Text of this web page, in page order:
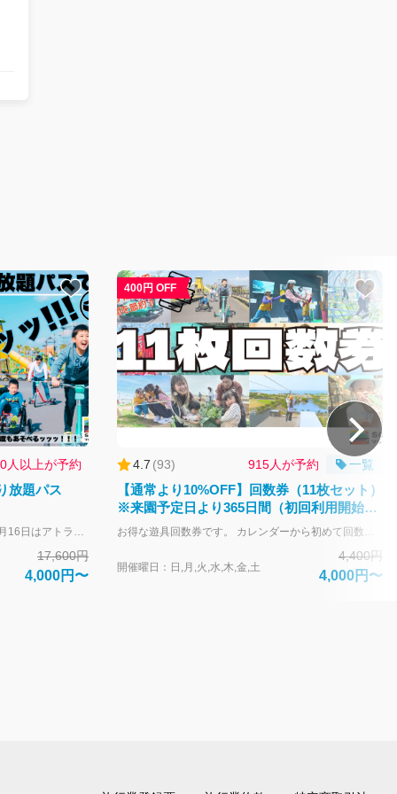
人以上が予約
放題パス
お盆期間：2026年8月8日～2026年8月16日はアトラクション乗り放題パスの利用不可日です。 16,800円分の対象アトラクションが4,000円で利用できる大変お得なフリーパスチケットです！ 【土日祝はこちら！】https://ticket.soleil-park.jp/top/products/2378f98d-a8a3-5ab5-93e8-da855a071ddf?lng=ja 観覧車、ゴーカートなどの人気遊具に加え、全長300mのジップラインや、高さ15mの大型アスレチック「疾風怒濤の鉄人舞台」といった注目のアクティビティまでが終日遊び放題のお得なチケットです。 「もう一回乗りたい！」を回数を気にせず叶えられるアトラクション乗り放題パスで、朝から晩までソレイユの丘で遊びつくしてください。 【対象アトラクション】 疾風怒濤の鉄人舞台 (単品チケットの場合3,200円) ジップライン (単品チケットの場合1,600円) GOGOカート (単品チケットの場合800円) おもしろ自転車 (単品チケットの場合400円) シバスライダー (単品チケットの場合400円) ソレ！スポ / レーザーゾーン (単品チケットの場合1600円／2人) アーチェリー (単品チケットの場合400円) バナナフロート (単品チケットの場合1,200円) レトロボート (単品チケットの場合1600円) カナディアンカヌー (単品チケットの場合1,200円／2人乗り) カピバラコースター (単品チケットの場合800円) ぶらりんこ (単品チケットの場合400円) UFOバンぱー！ (単品チケットの場合800円) ソレイユトレイン (単品チケットの場合400円) トランポリン (単品チケットの場合400円) 観覧車 (単品チケットの場合800円) メリーゴーランド (単品チケットの場合400円) ガンバレ！消防車 (単品チケットの場合400円) フロッグホッパー (単品チケットの場合400円) スーパースインガー (単品チケットの場合400円) 計17,600円 → 4,000円で乗りほうだい！！ 【対象外のアトラクション】 ソレイユ恐竜島、小さな鉄人、ミニショベルカー、あそびのレンタルバイキング、Ezy Roller、Carnival Game、おはなのキッズルーム、発掘！宝石ハンター、いきものさわっちゃ王国&タッチうおっち水族館、アニマルヴィレッジ、体験農園（シテコベサステナブルファーム）、クラフト体験、クッキング体験、温浴施設海と夕日の湯 ※最新の運行状況や身長制限は公式HPをご確認ください。 https://soleil-park.jp/category/play アトラクションの詳しい情報はこちら→ https://soleil-park.jp/category/play 【注意事項】 チケット利用ができない日程 2026/8/8 土〜 2026/8/16 日 ※施設都合により、予告なく利用不可日が発生する場合があります。ご利用前に施設にご確認ください。 ・GOGOカート、レトロボート、カナディアンカヌー、バナナフロートに限り、当チケットをお持ちでない方が、当チケットをお持ちの方と同乗する場合、一人あたり400円分のチケットを別途いただきます。現地券売機での400円券や、紙回数券・デジタル回数券でお支払いができます。 ・ご来園後、係員がリストバンドと引き換えます。ログイン後「マイページ」から、チケット画面をご提示ください。 ・引き換え場所は、エントランス事務所またはアーチェリー受付の2か所のみとなります。 【チケットが無効となる場合】 ：お客様ご自身でチケット画面【利用開始】を押下した場合 ：お客様ご自身がリストバンドを外された場合 ：有効な日時を過ぎた場合 【購入に関して】 カレンダーより来園予定日を指定して購入ください。 このチケットは当日限り有効です。 ご来園後、メインエントランス事務所・アーチェリー受付の係員がリストバンドと引き換えます。 キャンセルは、購入後に届くメールの「マイページ」から行ってください。 お客様都合でのキャンセルにつきましては、下記キャンセルポリシーに準じます。
17,600円
4,000円〜
400円 OFF
4.7 (93) 915人が予約 一覧
【通常より10%OFF】回数券（11枚セット）
※来園予定日より365日間（初回利用開始か
ら180日間）有効
お得な遊具回数券です。 カレンダーから初めて回数券を利用する日（来園予定日）を選んで購入ください。 利用開始後の回数券の有効期間は180日間です。 営業時間は各遊具ごとに異なりますため、ご希望の遊具項目のホームページをご確認ください。 https://soleil-park.jp/category/play ▼アトラクション別回数券利用枚数一覧▼ https://ticket.soleil-park.jp/article/attractions 【購入に関して】 カレンダーより来園予定日を指定して購入ください。 来園予定日当日に利用できなかった場合でも、来園予定日から365日後までチケットは有効です。 チケットの購入をキャンセルしたい場合は、来園予定日当日の18:00まで無料でキャンセルが可能です。 キャンセルは、購入後に届くメールの「マイページ」から行ってください。 【回数券の注意事項】 初回利用開始後の回数券の有効期間は180日間となります。
開催曜日：日,月,火,水,木,金,土
4,400円
4,000円〜